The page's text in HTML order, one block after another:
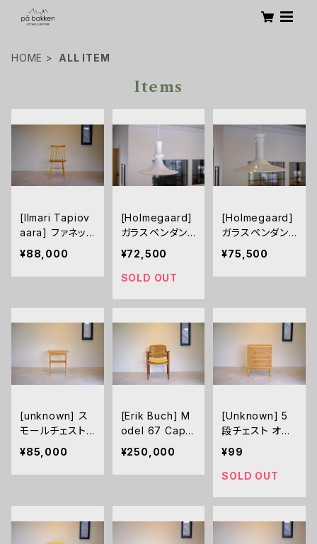
HOME ALL ITEM
Items
[Ilmari Tapiov
aara] ファネット
チェア 6S ナチ
ュラル
¥88,000
[Holmegaard]
ガラスペンダント
ライト Etude1
¥72,500
SOLD OUT
[Holmegaard]
ガラスペンダント
ライト Mythos
XL size
¥75,500
[unknown] ス
モールチェスト
オーク
¥85,000
[Erik Buch] M
odel 67 Capta
in's Chair アー
ムチェア（張替え
済み）
¥250,000
[Unknown] 5
段チェスト オー
ク
¥99
SOLD OUT